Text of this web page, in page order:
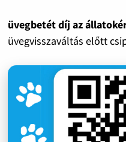
üvegbetét díj az
üvegvisszaváltás előtt